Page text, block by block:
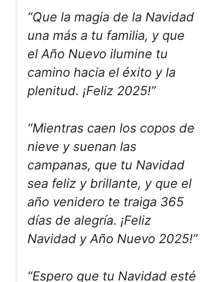
“Que la magia de la Navidad
una más a tu familia, y que
el Año Nuevo ilumine tu
camino hacia el éxito y la
plenitud. ¡Feliz 2025!”
“Mientras caen los copos de
nieve y suenan las
campanas, que tu Navidad
sea feliz y brillante, y que el
año venidero te traiga 365
días de alegría. ¡Feliz
Navidad y Año Nuevo 2025!”
“Espero que tu Navidad esté